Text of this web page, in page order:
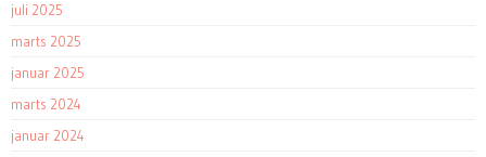
juli 2025
marts 2025
januar 2025
marts 2024
januar 2024